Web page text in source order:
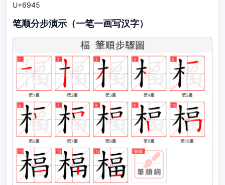
U+6945
笔顺分步演示（一笔一画写汉字）